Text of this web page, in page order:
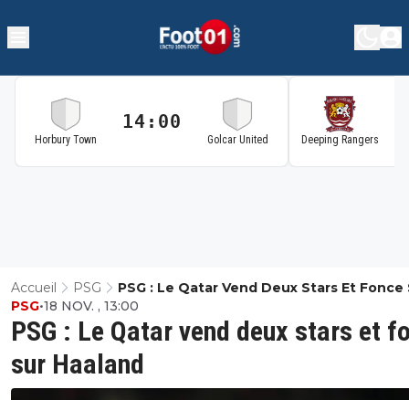
Horbury Town
14:00
Golcar United Deeping Rangers
Accueil PSG
PSG : Le Qatar Vend Deux Stars Et Fonce
Haaland
PSG : Le Qatar vend deux stars et
sur Haaland
PSG•18 NOV. , 13:00